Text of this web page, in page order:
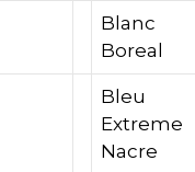
Blanc
Boreal
Bleu
Extreme
Nacre